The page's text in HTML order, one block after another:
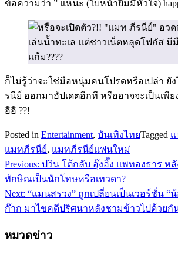
ข้อความว่า ” แหนะ (ใบหน้ายิ้มมีหัวใจ)
ก็ไม่รู้ว่าจะใช่มือหนุ่มคนโปรดหรือเปล่า ยั
รนีย์ ออกมาอัปเดตอีกที หรืออาจจะเป็นเพี
อิอิ ??!
Posted in Entertainment, บันเทิงไทยTagged
แมทภีรนีย์, แมทภีรนีย์แฟนใหม่
แนะแนว
เรื่อง
Previous: ปวิน โต้กลับ อุ๊งอิ๊ง แพทองธาร ห
ทักษิณเป็นนักโทษหรือเทวดา?
Next: “แมนสรวง” ถูกเปลี่ยนเป็นเวอร์ชั่น “
ก๊าก มาไขคดีปริศนาหลังชามข้าวไปด้วยกั
หมวดข่าว